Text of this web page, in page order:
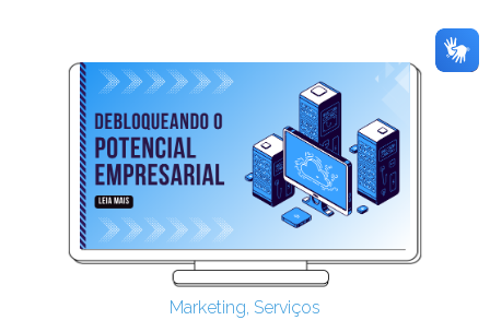
Marketing, Serviços